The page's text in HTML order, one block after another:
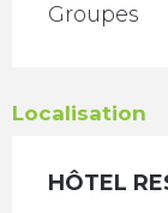
Groupes
Localisation
HÔTEL